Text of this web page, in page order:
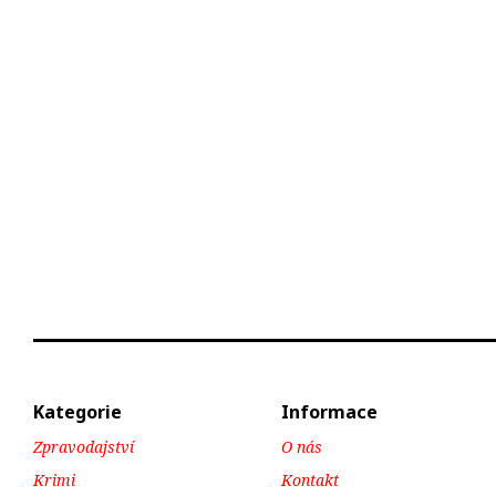
Kategorie
Zpravodajství
Krimi
Informace
O nás
Kontakt